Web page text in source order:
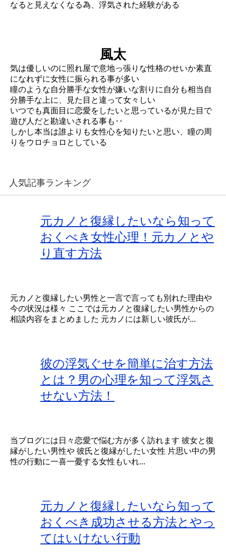
なると見えなくなる為、浮気された経験がある
風太
気は優しいのに照れ屋で意地っ張りな性格のせいか素直
になれずに女性に振られる事が多い
瞳のような自分勝手な女性が嫌いな割りに自分も相当自
分勝手な上に、見た目と違って女々しい
いつでも真面目に恋愛をしたいと思っているが見た目で
遊び人だと勘違いされる事も‥
しかし本当は誰よりも女性心を知りたいと思い、瞳の周
りをウロチョロとしている
人気記事ランキング
元カノと復縁したいなら知って
おくべき女性心理！元カノとや
り直す方法
元カノと復縁したい男性と一言で言っても別れた理由や
今の状況は様々 ここでは元カノと復縁したい男性からの
相談内容をまとめました 元カノには新しい彼氏が...
彼の浮気ぐせを簡単に治す方法
とは？男の心理を知って浮気さ
せない方法！
当ブログには日々恋愛で悩む方が多く訪れます 彼女と復
縁がしたい男性や 彼氏と復縁がしたい女性 片思い中の男
性の行動に一喜一憂する女性もいれ...
元カノと復縁したいなら知って
おくべき成功させる方法とやっ
てはいけない行動